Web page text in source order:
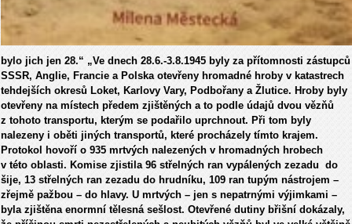
bylo jich jen 28.“ „Ve dnech 28.6.-3.8.1945 byly za přítomnosti zástupců
SSSR, Anglie, Francie a Polska otevřeny hromadné hroby v katastrech
tehdejších okresů Loket, Karlovy Vary, Podbořany a Žlutice. Hroby byly
otevřeny na místech předem zjištěných a to podle údajů dvou vězňů
z tohoto transportu, kterým se podařilo uprchnout. Při tom byly
nalezeny i oběti jiných transportů, které procházely tímto krajem.
Protokol hovoří o 935 mrtvých nalezených v hromadných hrobech
v této oblasti. Komise zjistila 96 střelných ran vypálených zezadu do
šije, 13 střelných ran zezadu do hrudníku, 109 ran tupým nástrojem –
zřejmě pažbou – do hlavy. U mrtvých – jen s nepatrnými výjimkami –
byla zjištěna enormní tělesná sešlost. Otevřené dutiny břišní dokázaly,